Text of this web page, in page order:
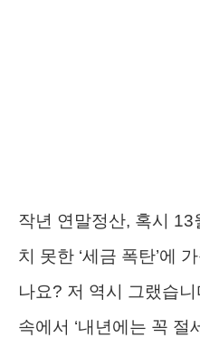
작년 연말정산, 혹시
치 못한 ‘세금 폭탄’에
나요? 저 역시 그랬습
속에서 ‘내년에는 꼭 절